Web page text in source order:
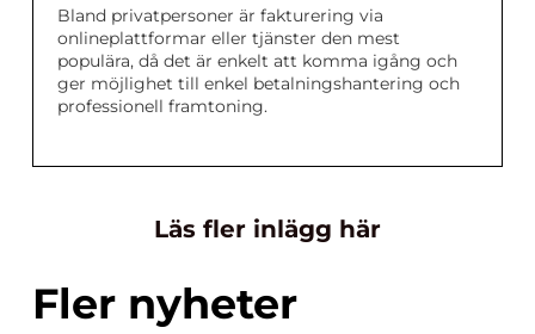
Bland privatpersoner är fakturering via
onlineplattformar eller tjänster den mest
populära, då det är enkelt att komma igång och
ger möjlighet till enkel betalningshantering och
professionell framtoning.
Läs fler inlägg här
Fler nyheter